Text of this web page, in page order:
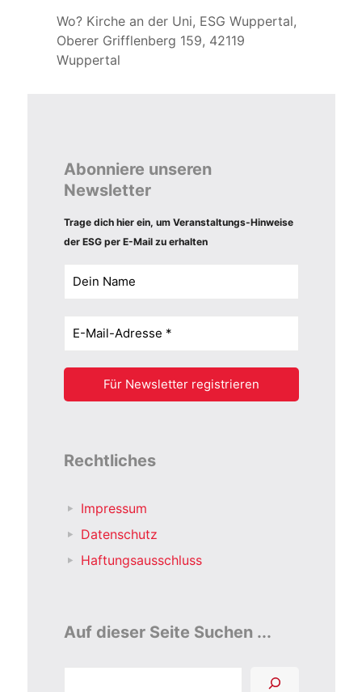
Wo? Kirche an der Uni, ESG Wuppertal,
Oberer Grifflenberg 159, 42119
Wuppertal
Abonniere unseren
Newsletter
Trage dich hier ein, um Veranstaltungs-Hinweise
der ESG per E-Mail zu erhalten
Rechtliches
Impressum
Datenschutz
Haftungsausschluss
Auf dieser Seite Suchen ...